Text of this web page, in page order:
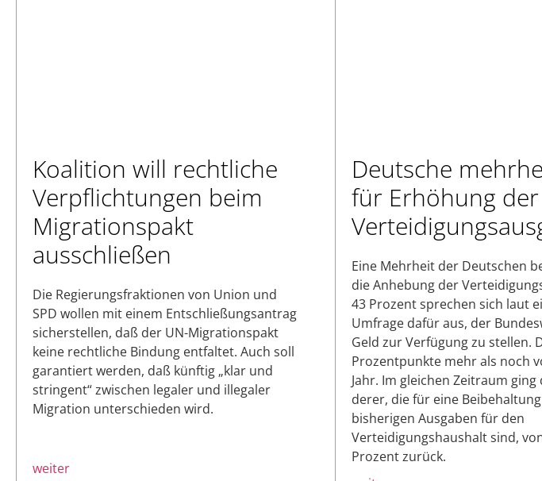
Koalition will rechtliche
Verpflichtungen beim
Migrationspakt
ausschließen
Die Regierungsfraktionen von Union und
SPD wollen mit einem Entschließungsantrag
sicherstellen, daß der UN-Migrationspakt
keine rechtliche Bindung entfaltet. Auch soll
garantiert werden, daß künftig „klar und
stringent“ zwischen legaler und illegaler
Migration unterschieden wird.
weiter
Deutsche
für Erhöhung der
Eine Mehrheit der Deutschen
die Anhebung der
43 Prozent sprechen sich laut
Umfrage dafür aus, der
Geld zur Verfügung zu stellen.
Prozentpunkte mehr als noch
Jahr. Im gleichen Zeitraum ging
derer, die für eine
bisherigen Ausgaben für den
Verteidigungshaushalt sind,
Prozent zurück.